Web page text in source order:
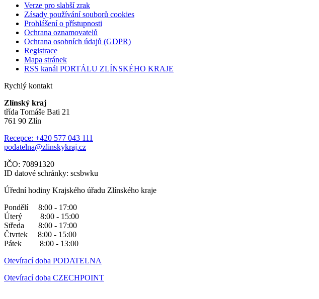
Verze pro slabší zrak
Zásady používání souborů cookies
Prohlášení o přístupnosti
Ochrana oznamovatelů
Ochrana osobních údajů (GDPR)
Registrace
Mapa stránek
RSS kanál PORTÁLU ZLÍNSKÉHO KRAJE
Rychlý kontakt
Zlínský kraj
třída Tomáše Bati 21
761 90 Zlín
Recepce: +420 577 043 111
podatelna@zlinskykraj.cz
IČO: 70891320
ID datové schránky: scsbwku
Úřední hodiny Krajského úřadu Zlínského kraje
Pondělí 8:00 - 17:00
Úterý 8:00 - 15:00
Středa 8:00 - 17:00
Čtvrtek 8:00 - 15:00
Pátek 8:00 - 13:00
Otevírací doba PODATELNA
Otevírací doba CZECHPOINT